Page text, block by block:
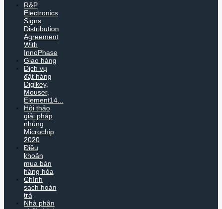
R&P
Electronics
Signs
Distribution
Agreement
With
InnoPhase
Giao hàng
Dịch vụ
đặt hàng
Digikey,
Mouser,
Element14...
Hội thảo
giải pháp
nhúng
Microchip
2020
Điều
khoản
mua bán
hàng hóa
Chính
sách hoàn
trả
Nhà phân